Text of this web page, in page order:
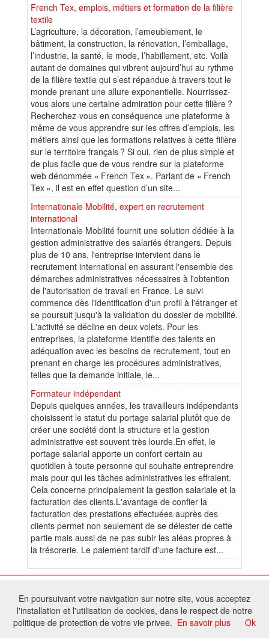
French Tex, emplois, métiers et formation de la filière
textile
L’agriculture, la décoration, l’ameublement, le
bâtiment, la construction, la rénovation, l’emballage,
l’industrie, la santé, le mode, l’habillement, etc. Voilà
autant de domaines qui vibrent aujourd’hui au rythme
de la filière textile qui s’est répandue à travers tout le
monde prenant une allure exponentielle. Nourrissez-
vous alors une certaine admiration pour cette filière ?
Recherchez-vous en conséquence une plateforme à
même de vous apprendre sur les offres d’emplois, les
métiers ainsi que les formations relatives à cette filière
sur le territoire français ? Si oui, rien de plus simple et
de plus facile que de vous rendre sur la plateforme
web dénommée « French Tex ». Parlant de « French
Tex », il est en effet question d’un site...
Internationale Mobilité, expert en recrutement
international
Internationale Mobilité fournit une solution dédiée à la
gestion administrative des salariés étrangers. Depuis
plus de 10 ans, l'entreprise intervient dans le
recrutement international en assurant l'ensemble des
démarches administratives nécessaires à l'obtention
de l'autorisation de travail en France. Le suivi
commence dès l'identification d'un profil à l'étranger et
se poursuit jusqu'à la validation du dossier de mobilité.
L'activité se décline en deux volets. Pour les
entreprises, la plateforme identifie des talents en
adéquation avec les besoins de recrutement, tout en
prenant en charge les procédures administratives,
telles que la demande initiale, le...
Formateur indépendant
Depuis quelques années, les travailleurs indépendants
choisissent le statut du portage salarial plutôt que de
créer une société dont la structure et la gestion
administrative est souvent très lourde.En effet, le
portage salarial apporte un confort certain au
quotidien à toute personne qui souhaite entreprendre
mais pour qui les tâches administratives les effraient.
Cela concerne principalement la gestion salariale et la
facturation des clients.L'avantage de confier la
facturation des prestations effectuées auprès des
clients permet non seulement de se délester de cette
partie mais aussi de ne pas subir les aléas propres à
la trésorerie. Le paiement tardif d'une facture est...
FontAwesome
Tous droits réservés - Toute reproduction du contenu de ce site, même
partielle, est interdite sans accord du propriétaire.
En poursuivant votre navigation sur notre site, vous acceptez
l'installation et l'utilisation de cookies, dans le respect de notre
politique de protection de votre vie privee. En savoir plus Ok